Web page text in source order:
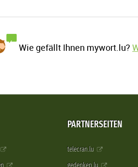
Wie gefällt Ihnen mywort.lu?
PARTNERSEITEN
telecran.lu